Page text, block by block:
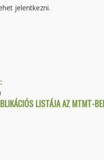
jelentkezni.
LISTÁJA AZ MTMT-